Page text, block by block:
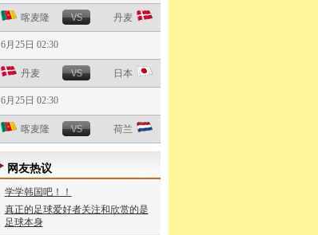
喀麦隆 丹麦
6月25日 02:30
丹麦 日本
6月25日 02:30
喀麦隆 荷兰
网友热议
学学韩国吧！！
真正的足球爱好者关注和欣赏的是
足球本身